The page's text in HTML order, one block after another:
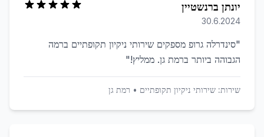
יונתן ברנשטיין
30.6.2024
"סינדרלה גרופ מספקים שירותי ניקיון תקופתיים ברמה
הגבוהה ביותר ברמת גן. ממליץ!"
שירות: שירותי ניקיון תקופתיים • רמת גן